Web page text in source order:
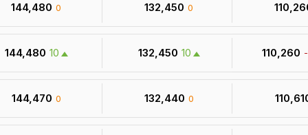
₹ 144,480 0 ₹ 132,450 0 ₹
₹ 144,480 10 ₹ 132,450 10 ₹ 110,260
₹ 144,470 0 ₹ 132,440 0 ₹